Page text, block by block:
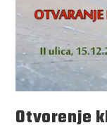
Otvorenje